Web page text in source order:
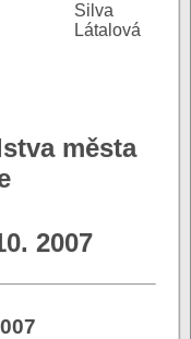
Silva
Látalová
města
2007